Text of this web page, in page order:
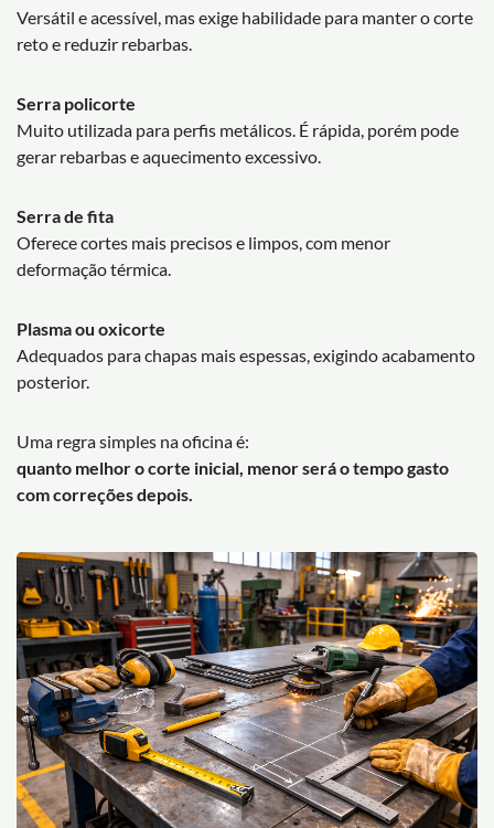
Versátil e acessível, mas exige habilidade para manter o corte
reto e reduzir rebarbas.
Serra policorte
Muito utilizada para perfis metálicos. É rápida, porém pode
gerar rebarbas e aquecimento excessivo.
Serra de fita
Oferece cortes mais precisos e limpos, com menor
deformação térmica.
Plasma ou oxicorte
Adequados para chapas mais espessas, exigindo acabamento
posterior.
Uma regra simples na oficina é:
quanto melhor o corte inicial, menor será o tempo gasto
com correções depois.